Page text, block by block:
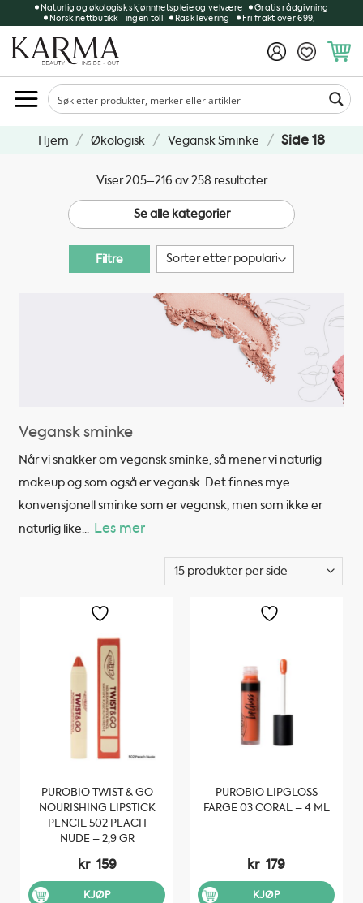
to
content
Naturlig og økologisk skjønnhetspleie og velvære
Gratis rådgivning
Norsk nettbutikk - ingen toll
Rask levering Fri frakt over 699,-
Hjem / Økologisk / Vegansk Sminke / Side 18
Viser 205–216 av 258 resultaterSortert
etter
propularitet
Se alle kategorier
Filtre
Vegansk sminke
Når vi snakker om vegansk sminke, så mener vi naturlig
makeup og som også er vegansk. Det finnes mye
konvensjonell sminke som er vegansk, men som ikke er
naturlig like... Les mer
PUROBIO TWIST & GO
NOURISHING LIPSTICK
PENCIL 502 PEACH
NUDE – 2,9 GR
kr 159
KJØP
PUROBIO LIPGLOSS
FARGE 03 CORAL – 4 ML
kr 179
KJØP